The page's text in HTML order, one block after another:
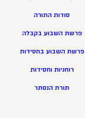
סודות התורה
פרשת השבוע בקבלה
פרשת השבוע בחסידות
רוחניות וחסידות
תורת הנסתר